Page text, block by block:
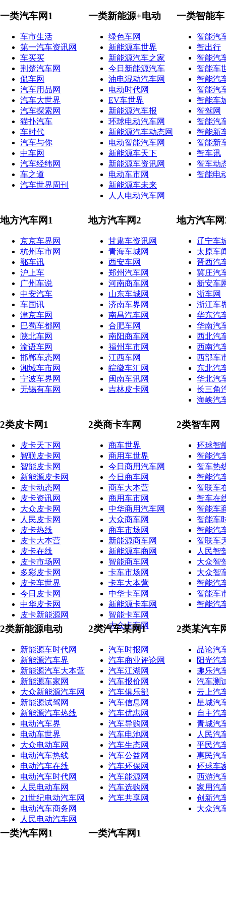
一类汽车网1
车市生活
第一汽车资讯网
车买买
荆楚汽车网
侃车网
汽车用品网
汽车大世界
汽车探索网
猫扑汽车
车时代
汽车与你
中车网
汽车经纬网
车之道
汽车世界周刊
一类新能源+电动
绿色车网
新能源车世界
新能源汽车之家
今日新能源汽车
油电混动汽车网
电动时代网
EV车世界
新能源汽车报
环球电动汽车网
新能源汽车动态网
电动智能汽车网
新能源车天下
新能源车资讯网
电动车市网
新能源车未来
人人电动汽车网
一类智能车
智能汽
智出行
智能汽
智能车
智能汽
智能汽
智能车
智驾网
智能汽
智能新
智能新
智车讯
智车动
智能电
地方汽车网1
京京车界网
杭州车市网
鄂车讯
沪上车
广州车说
中安汽车
车国讯
津京车网
巴蜀车都网
陕北车网
渝语车网
邯郸车态网
湘城车市网
宁波车界网
无锡有车网
地方汽车网2
甘肃车资讯网
青海车城网
西安车网
郑州汽车网
河南商车网
山东车城网
济南车界网
南昌汽车网
合肥车网
南阳商车网
福州车市网
江西车网
皖徽车汇网
闽南车讯网
吉林皮卡网
地方汽车网
辽宁车
太原车
晋西汽
冀庄汽
新安车
浙车网
浙江车
华东汽
华南汽
西北汽
西南汽
西部车
东北汽
华北汽
长三角
海峡汽
2类皮卡网1
皮卡天下网
智联皮卡网
智能皮卡网
新能源皮卡网
皮卡动态网
皮卡资讯网
大众皮卡网
人民皮卡网
皮卡热线
皮卡大本营
皮卡在线
皮卡市场网
多彩皮卡网
皮卡车世界
今日皮卡网
中华皮卡网
皮卡新能源网
2类商卡车网
商车世界
商用车世界
今日商用汽车网
今日商车网
商车大本营
商用车市网
中华商用汽车网
大众商车网
商车市场网
新能源商车网
新能源车商网
智能商车网
卡车市场网
卡车大本营
中华卡车网
新能源卡车网
智能卡车网
大众卡车网
2类智车网
环球智
智能汽
智车热
智能汽
智联车
智车在
智能车
智能车
智能汽
智联车
人民智
大众智
大众智
智能汽
智能车
智能汽
2类新能源电动
新能源车时代网
新能源汽车界
新能源汽车大本营
新能源车家网
大众新能源汽车网
新能源试驾网
新能源汽车热线
电动汽车界
电动车世界
大众电动车网
电动汽车热线
电动汽车在线
电动汽车时代网
人民电动车网
21世纪电动汽车网
电动汽车商务网
人民电动汽车网
2类汽车某网1
汽车时报网
汽车商业评论网
汽车江湖网
汽车报价网
汽车俱乐部
汽车信息网
汽车优惠网
汽车导购网
汽车电池网
汽车生态网
汽车公益网
汽车环保网
汽车能源网
汽车选购网
汽车共享网
2类某汽车
品论汽
阳光汽
趣乐汽
汽车测
云上汽
星城汽
自主汽
青城汽
人民汽
平民汽
惠民汽
环球车
西游汽
家用汽
创新汽
大众汽
一类汽车网1 一类汽车网1